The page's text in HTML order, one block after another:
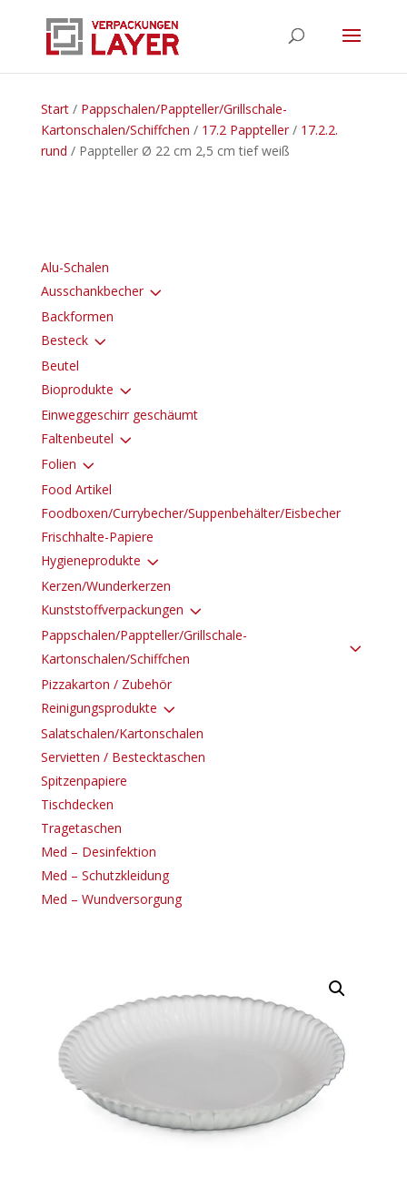
Start/ Pappschalen/Pappteller/Grillschale-
Kartonschalen/Schiffchen / 17.2 Pappteller/ 17.2.2.
rund / Pappteller Ø 22 cm 2,5 cm tief weiß
Alu-Schalen
Ausschankbecher3
Backformen
Besteck3
Beutel
Bioprodukte 3
Einweggeschirr geschäumt
Faltenbeutel 3
Folien 3
Food Artikel
Foodboxen/Currybecher/Suppenbehälter/Eisbecher
Frischhalte-Papiere
Hygieneprodukte 3
Kerzen/Wunderkerzen
Kunststoffverpackungen 3
Pappschalen/Pappteller/Grillschale-
Kartonschalen/Schiffchen
3
Pizzakarton / Zubehör
Reinigungsprodukte 3
Salatschalen/Kartonschalen
Servietten / Bestecktaschen
Spitzenpapiere
Tischdecken
Tragetaschen
Med – Desinfektion
Med – Schutzkleidung
Med – Wundversorgung